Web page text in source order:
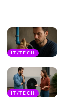
IT/TECH
IT/TECH